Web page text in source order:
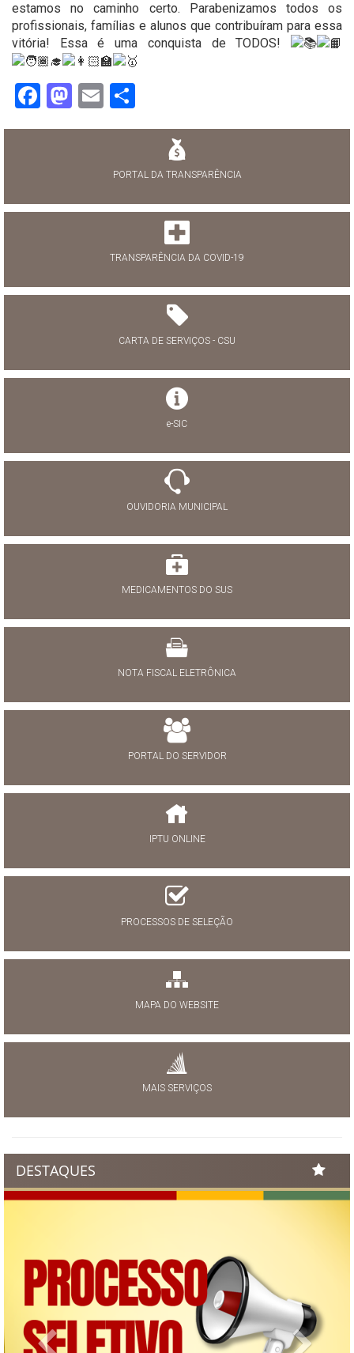
estamos no caminho certo. Parabenizamos todos os
profissionais, famílias e alunos que contribuíram para essa
vitória! Essa é uma conquista de TODOS!
Facebook
Mastodon
Email
PORTAL DA TRANSPARÊNCIA
TRANSPARÊNCIA DA COVID-19
CARTA DE SERVIÇOS - CSU
e-SIC
OUVIDORIA MUNICIPAL
MEDICAMENTOS DO SUS
NOTA FISCAL ELETRÔNICA
PORTAL DO SERVIDOR
IPTU ONLINE
PROCESSOS DE SELEÇÃO
MAPA DO WEBSITE
MAIS SERVIÇOS
DESTAQUES
Previous Next